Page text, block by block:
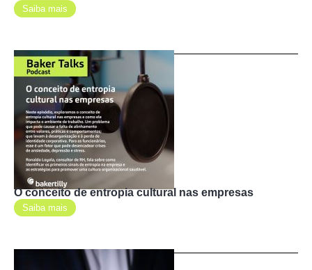
Saiba mais
O conceito de entropia cultural nas empresas
Saiba mais